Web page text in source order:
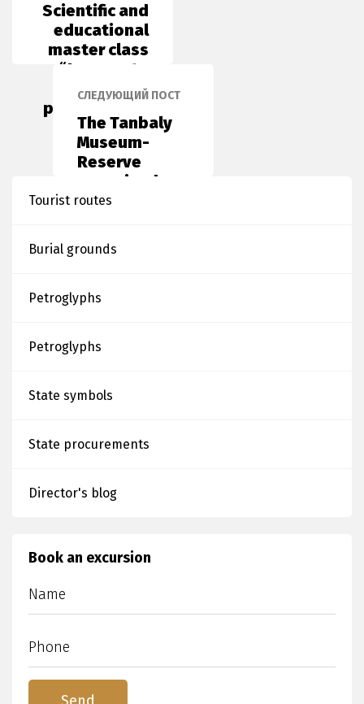
Scientific and
educational
master class
“Journey to
the world of
petroglyphs”
СЛЕДУЮЩИЙ ПОСТ
The Tanbaly
Museum-
Reserve
organized a
traveling
Tourist routes
Burial grounds
Petroglyphs
Petroglyphs
State symbols
State procurements
Director's blog
Book an excursion